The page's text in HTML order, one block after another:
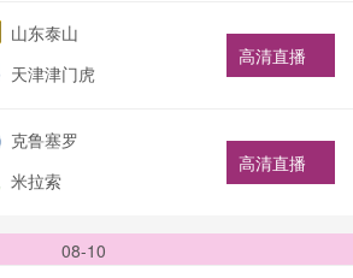
山东泰山
天津津门虎
高清直播
克鲁塞罗
米拉索
高清直播
08-10